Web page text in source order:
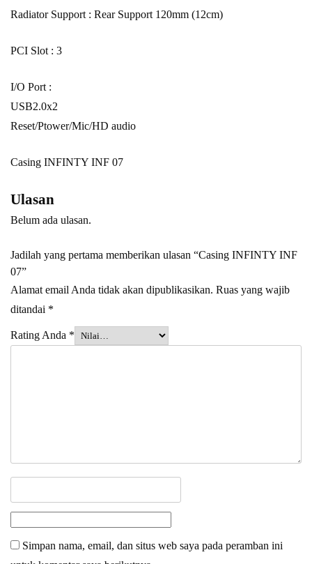
Radiator Support : Rear Support 120mm (12cm)
PCI Slot : 3
I/O Port :
USB2.0x2
Reset/Ptower/Mic/HD audio
Casing INFINTY INF 07
Ulasan
Belum ada ulasan.
Jadilah yang pertama memberikan ulasan “Casing INFINTY INF
07”
Alamat email Anda tidak akan dipublikasikan. Ruas yang wajib
ditandai *
Rating Anda *
Simpan nama, email, dan situs web saya pada peramban ini